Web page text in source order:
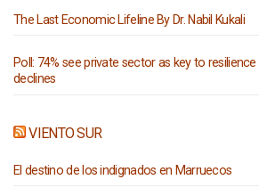
The Last Economic Lifeline By Dr. Nabil Kukali
Poll: 74% see private sector as key to
declines
VIENTO SUR
El destino de los indignados en Marruecos